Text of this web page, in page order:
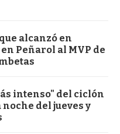
alcanzó en
Peñarol al MVP de
intenso" del ciclón
del jueves y